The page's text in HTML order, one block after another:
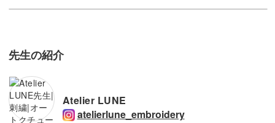
先生の紹介
Atelier LUNE
atelierlune_embroidery